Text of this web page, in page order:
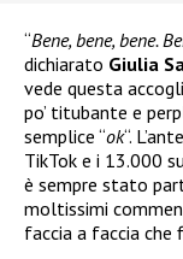
“Bene, bene, bene.
dichiarato Giulia
vede questa
po’ titubante e
semplice “ok“.
TikTok e i 13.000
è sempre stato
moltissimi
faccia a faccia